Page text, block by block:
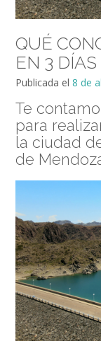
QUÉ
EN 3 DÍAS
Publicada el 8 de
Te
para
la ciudad
de